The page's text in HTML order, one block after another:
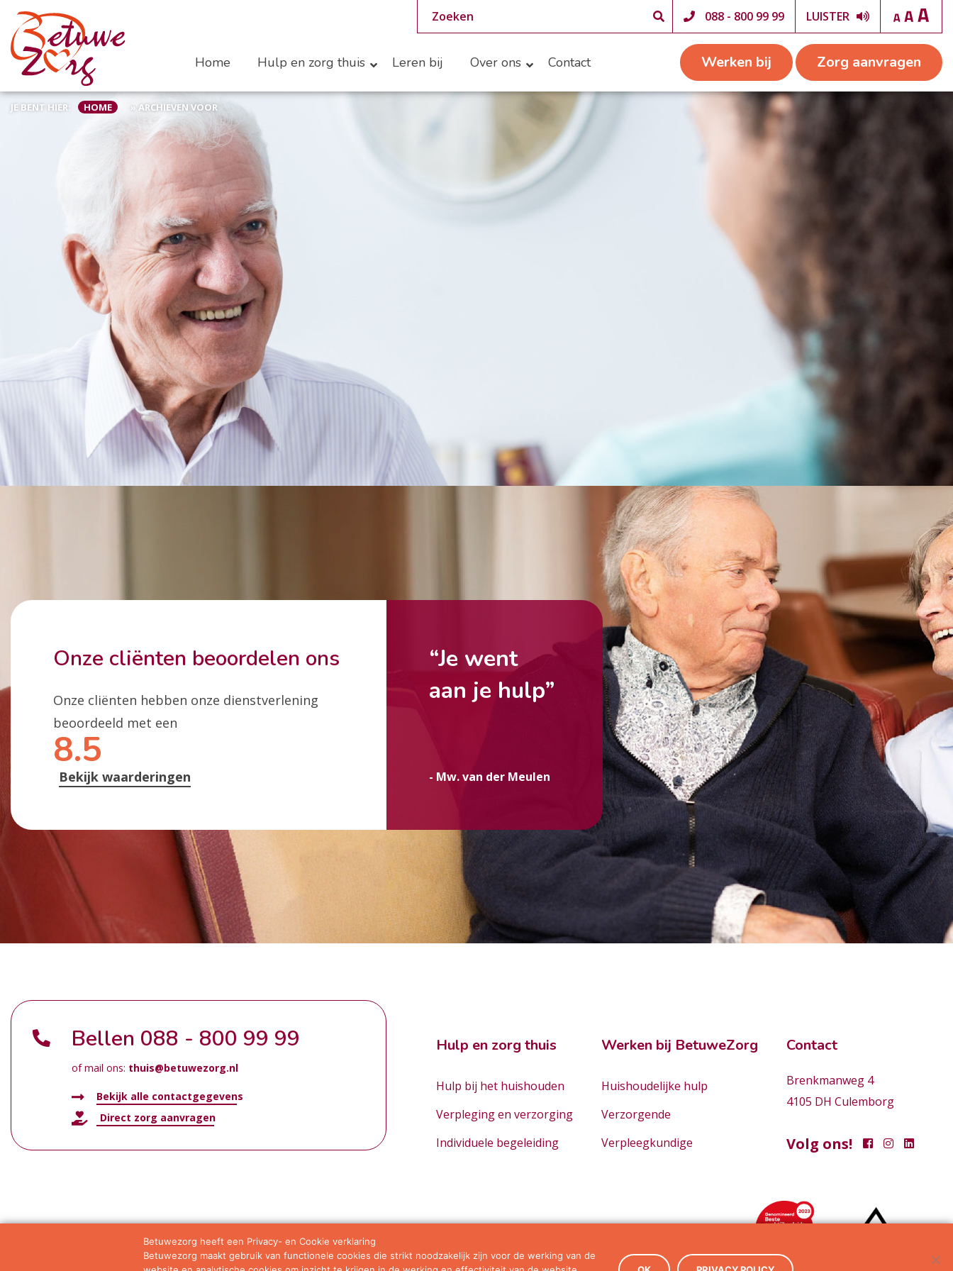
088 - 800 99 99 LUISTER
Home Hulp en zorg thuis Leren bij Over ons Contact Werken bij Zorg aanvragen
JE BENT HIER: HOME » ARCHIEVEN VOOR
Onze cliënten beoordelen ons
Onze cliënten hebben onze dienstverlening
beoordeeld met een
8.5
Bekijk waarderingen
“Je went
aan je hulp”
- Mw. van der Meulen
Bellen 088 - 800 99 99
of mail ons: thuis@betuwezorg.nl
Bekijk alle contactgegevens
Direct zorg aanvragen
Hulp en zorg thuis
Hulp bij het huishouden
Verpleging en verzorging
Individuele begeleiding
Werken bij BetuweZorg
Huishoudelijke hulp
Verzorgende
Verpleegkundige
Contact
Brenkmanweg 4
4105 DH Culemborg
Volg ons!
Privacy statement Algemene voorwaarden
Betuwezorg heeft een Privacy- en Cookie verklaring
Betuwezorg maakt gebruik van functionele cookies die strikt noodzakelijk zijn voor de werking van de